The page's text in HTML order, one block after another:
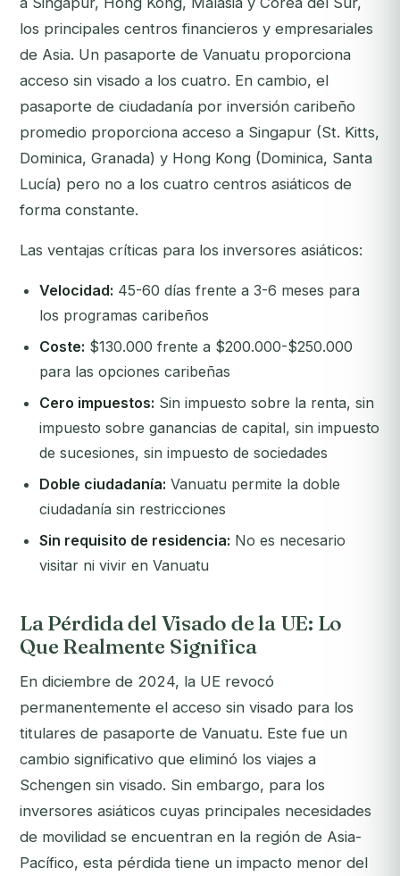
los principales centros financieros y empresariales
de Asia. Un pasaporte de Vanuatu proporciona
acceso sin visado a los cuatro. En cambio, el
pasaporte de ciudadanía por inversión caribeño
promedio proporciona acceso a Singapur (St. Kitts,
Dominica, Granada) y Hong Kong (Dominica, Santa
Lucía) pero no a los cuatro centros asiáticos de
forma constante.
Las ventajas críticas para los inversores asiáticos:
Velocidad: 45-60 días frente a 3-6 meses para
los programas caribeños
Coste: $130.000 frente a $200.000-$250.000
para las opciones caribeñas
Cero impuestos: Sin impuesto sobre la renta, sin
impuesto sobre ganancias de capital, sin impuesto
de sucesiones, sin impuesto de sociedades
Doble ciudadanía: Vanuatu permite la doble
ciudadanía sin restricciones
Sin requisito de residencia: No es necesario
visitar ni vivir en Vanuatu
La Pérdida del Visado de la UE: Lo
Que Realmente Significa
En diciembre de 2024, la UE revocó
permanentemente el acceso sin visado para los
titulares de pasaporte de Vanuatu. Este fue un
cambio significativo que eliminó los viajes a
Schengen sin visado. Sin embargo, para los
inversores asiáticos cuyas principales necesidades
de movilidad se encuentran en la región de Asia-
Pacífico, esta pérdida tiene un impacto menor del